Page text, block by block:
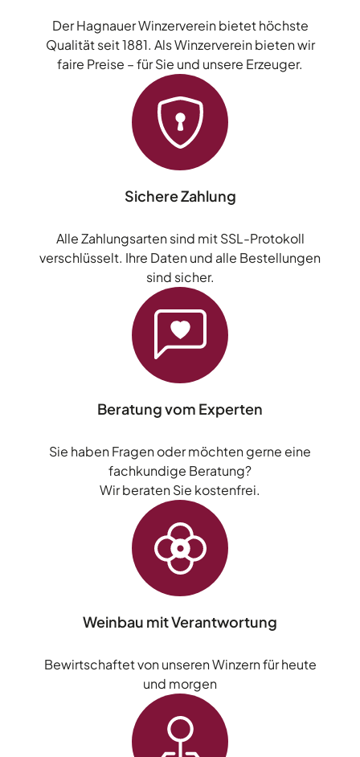
Der Hagnauer Winzerverein bietet höchste
Qualität seit 1881. Als Winzerverein bieten wir
faire Preise – für Sie und unsere Erzeuger.
Sichere Zahlung
Alle Zahlungsarten sind mit SSL-Protokoll
verschlüsselt. Ihre Daten und alle Bestellungen
sind sicher.
Beratung vom Experten
Sie haben Fragen oder möchten gerne eine
fachkundige Beratung?
Wir beraten Sie kostenfrei.
Weinbau mit Verantwortung
Bewirtschaftet von unseren Winzern für heute
und morgen